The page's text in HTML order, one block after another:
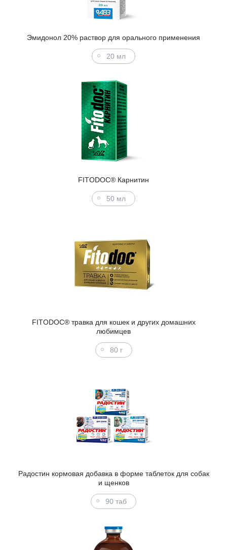
Эмидонол 20% раствор для орального применения
20 мл
FITODOC® Карнитин
50 мл
FITODOC® травка для кошек и других домашних
любимцев
80 г
Радостин кормовая добавка в форме таблеток для собак
и щенков
90 таб